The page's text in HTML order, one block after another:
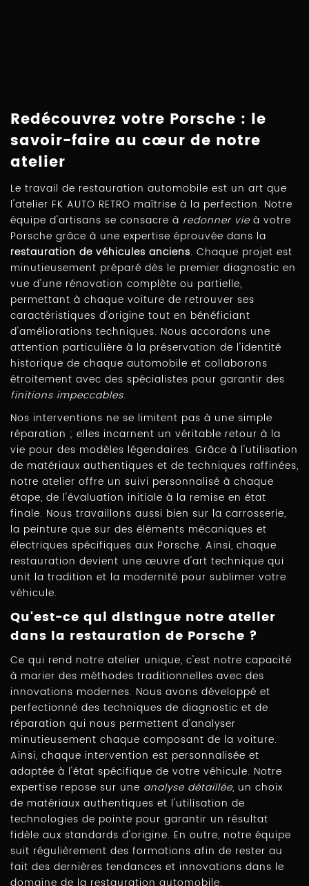
Redécouvrez votre Porsche : le
savoir-faire au cœur de notre
atelier
Le travail de restauration automobile est un art que
l'atelier FK AUTO RETRO maîtrise à la perfection. Notre
équipe d'artisans se consacre à redonner vie à votre
Porsche grâce à une expertise éprouvée dans la
restauration de véhicules anciens. Chaque projet est
minutieusement préparé dès le premier diagnostic en
vue d'une rénovation complète ou partielle,
permettant à chaque voiture de retrouver ses
caractéristiques d'origine tout en bénéficiant
d'améliorations techniques. Nous accordons une
attention particulière à la préservation de l'identité
historique de chaque automobile et collaborons
étroitement avec des spécialistes pour garantir des
finitions impeccables.
Nos interventions ne se limitent pas à une simple
réparation ; elles incarnent un véritable retour à la
vie pour des modèles légendaires. Grâce à l'utilisation
de matériaux authentiques et de techniques raffinées,
notre atelier offre un suivi personnalisé à chaque
étape, de l'évaluation initiale à la remise en état
finale. Nous travaillons aussi bien sur la carrosserie,
la peinture que sur des éléments mécaniques et
électriques spécifiques aux Porsche. Ainsi, chaque
restauration devient une œuvre d'art technique qui
unit la tradition et la modernité pour sublimer votre
véhicule.
Qu'est-ce qui distingue notre atelier
dans la restauration de Porsche ?
Ce qui rend notre atelier unique, c'est notre capacité
à marier des méthodes traditionnelles avec des
innovations modernes. Nous avons développé et
perfectionné des techniques de diagnostic et de
réparation qui nous permettent d'analyser
minutieusement chaque composant de la voiture.
Ainsi, chaque intervention est personnalisée et
adaptée à l'état spécifique de votre véhicule. Notre
expertise repose sur une analyse détaillée, un choix
de matériaux authentiques et l'utilisation de
technologies de pointe pour garantir un résultat
fidèle aux standards d'origine. En outre, notre équipe
suit régulièrement des formations afin de rester au
fait des dernières tendances et innovations dans le